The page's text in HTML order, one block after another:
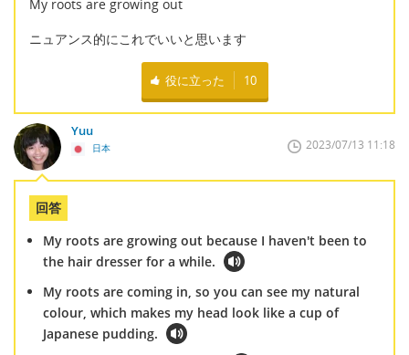
My roots are growing out
ニュアンス的にこれでいいと思います
役に立った 10
Yuu
日本 2023/07/13 11:18
回答
My roots are growing out because I haven't been to
the hair dresser for a while.
My roots are coming in, so you can see my natural
colour, which makes my head look like a cup of
Japanese pudding.